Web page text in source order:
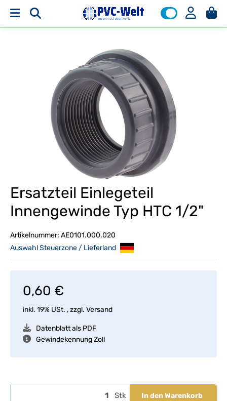
Ersatzteil Einlegeteil
Innengewinde Typ HTC 1/2"
Artikelnummer: AE0101.000.020
Auswahl Steuerzone / Lieferland
0,60 €
inkl. 19% USt. , zzgl. Versand
Datenblatt als PDF
Gewindekennung Zoll
Stk In den Warenkorb